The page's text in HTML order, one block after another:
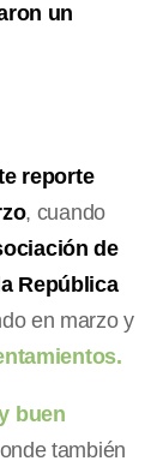
un
reporte
, cuando
de
República
en marzo y
buen
también